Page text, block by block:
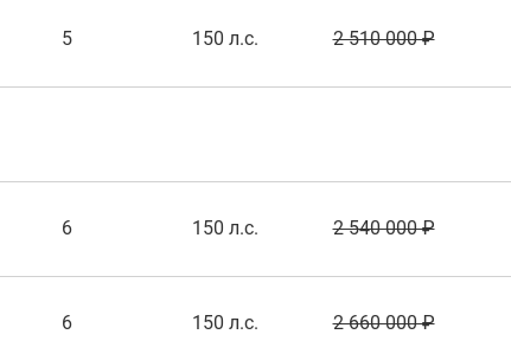
5 150 л.с. 2 510 000 ₽
6 150 л.с. 2 540 000 ₽
6 150 л.с. 2 660 000 ₽